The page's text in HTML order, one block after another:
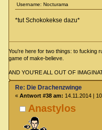
Username: Nocturama
*tut Schokokekse dazu*
You're here for two things: to fucking
game of make-believe.
AND YOU'RE ALL OUT OF
Anastylos
Re: Die Drachenzwinge
« Antwort #38 am: 14.11.2014 |